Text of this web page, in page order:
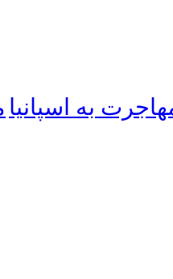
به اسپانیا